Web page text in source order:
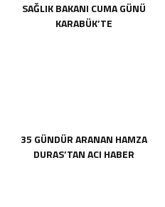
SAĞLIK BAKANI CUMA GÜNÜ
KARABÜK’TE
35 GÜNDÜR ARANAN HAMZA
DURAS’TAN ACI HABER